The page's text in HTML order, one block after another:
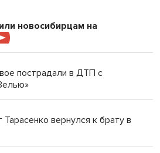
новосибирцам на
пострадали в ДТП с
вернулся к брату в